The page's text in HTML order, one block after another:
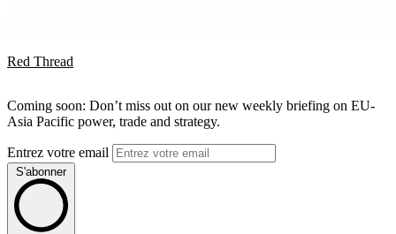
Red Thread
Coming soon: Don’t miss out on our new weekly briefing on EU-
Asia Pacific power, trade and strategy.
Entrez votre email
S'abonner